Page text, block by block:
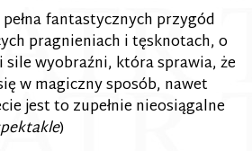
fantastycznych przygód
pragnieniach i tęsknotach, o
wyobraźni, która sprawia, że
w magiczny sposób, nawet
jest to zupełnie nieosiągalne
)